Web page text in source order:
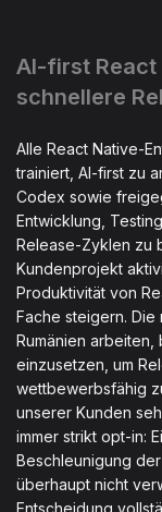
AI-first
schnellere
Alle React Native-
trainiert, AI-first zu
Codex sowie
Entwicklung,
Release-Zyklen zu
Kundenprojekt
Produktivität von
Fache steigern. Die
Rumänien arbeiten,
einzusetzen, um
wettbewerbsfähig
unserer Kunden
immer strikt opt-in:
Beschleunigung
überhaupt nicht